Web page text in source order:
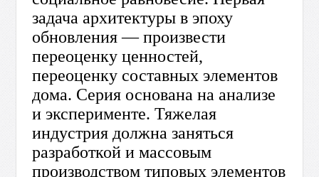
задача архитектуры в эпоху
обновления — произвести
переоценку ценностей,
переоценку составных элементов
дома. Серия основана на анализе
и эксперименте. Тяжелая
индустрия должна заняться
разработкой и массовым
производством типовых элементов